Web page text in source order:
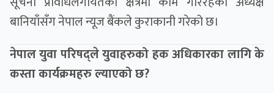
बानियाँसँग नेपाल न्यूज बैंकले कुराकानी गरेको छ।
नेपाल युवा परिषद्ले युवाहरुको हक अधिकारका लागि के
कस्ता कार्यक्रमहरु ल्याएको छ?